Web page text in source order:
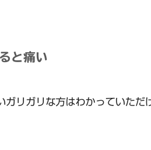
と痛い
ガリガリな方はわかっていた